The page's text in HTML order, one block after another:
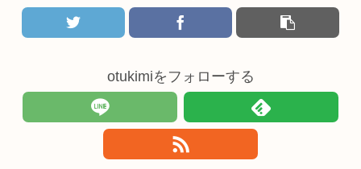
otukimiをフォローする